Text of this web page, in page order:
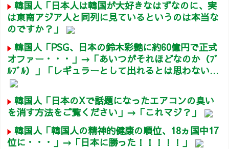
韓国人「日本人は韓国が大好きなはずなのに、実
は東南アジア人と同列に見ているというのは本当な
のですか？」
韓国人「PSG、日本の鈴木彩艶に約60億円で正式
オファー・・・」→「あいつがそれほどなのか（ﾌﾞ
ﾙﾌﾞﾙ）」「レギュラーとして出れるとは思わない...
韓国人「日本のXで話題になったエアコンの臭い
を消す方法をご覧ください」→「これマジ？」
韓国人「韓国人の精神的健康の順位、18ヵ国中17
位に・・・」→「日本に勝った！！！！！」